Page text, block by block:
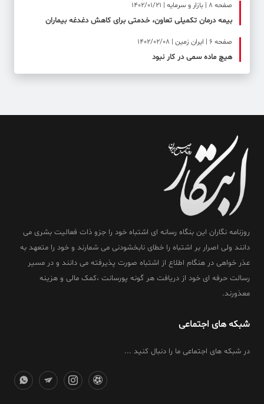
صفحه ۸ | بازار و سرمایه | 1402/01/21
بیمه درمان تکمیلی تعاون، خدمتی برای کاهش دغدغه بیماران
صفحه ۶ | ایران زمین | 1402/02/08
هیچ ماده سمی در کار نبود
روزنامه نگاران این بنگاه رسانه ای اشتباه خود را جزو ذات فعالیت بشری می
دانند ولی اصرار بر اشتباه را خطای نابخشودنی می شمارند و خود را متعهد به
عذر خواهی در هنگام اطلاع از اشتباه صورت پذیرفته می دانند و در مسیر
رسالت حرفه ای خود از دریافت هر گونه پورسانت ،کمک مالی و هزینه
معذورند.
شبکه های اجتماعی
در شبکه های اجتماعی ما را دنبال کنید ...